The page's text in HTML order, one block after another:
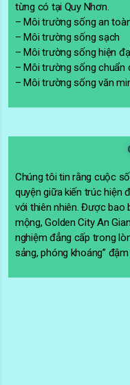
từng có tại Quy Nhơn.
– Môi trường sống an
– Môi trường sống sạch
– Môi trường sống hiện
– Môi trường sống chuẩn
– Môi trường sống văn
Chúng tôi tin rằng cuộc
quyện giữa kiến trúc hiện
với thiên nhiên. Được bao
mộng, Golden City An
nghiệm đẳng cấp trong
sảng, phóng khoáng”